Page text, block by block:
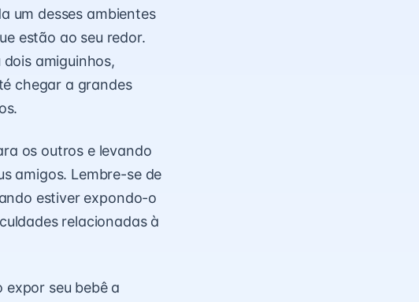
um desses ambientes
estão ao seu redor.
amiguinhos,
chegar a grandes
os outros e levando
amigos. Lembre-se de
estiver expondo-o
relacionadas à
seu bebê a